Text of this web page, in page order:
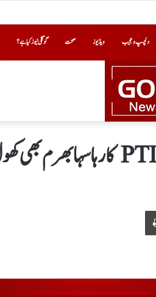
دلچسپ و عجیب ویڈیوز صحت گوگلی نیوز کیا ہے؟